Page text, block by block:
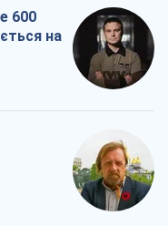
600
на